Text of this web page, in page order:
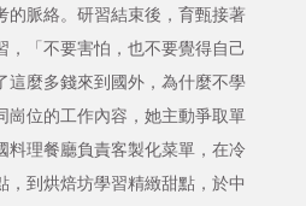
的脈絡。研習結束後，育甄接著
，「不要害怕，也不要覺得自己
這麼多錢來到國外，為什麼不學
崗位的工作內容，她主動爭取單
料理餐廳負責客製化菜單，在冷
，到烘焙坊學習精緻甜點，於中